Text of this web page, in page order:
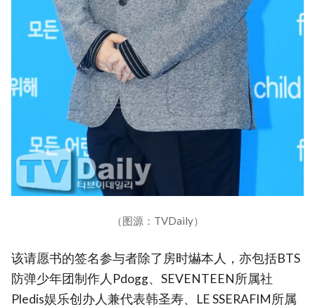
（图源：TVDaily）
该请愿书的签名参与者除了房时爀本人，亦包括BTS
防弹少年团制作人Pdogg、SEVENTEEN所属社
Pledis娱乐创办人兼代表韩圣寿、LE SSERAFIM所属